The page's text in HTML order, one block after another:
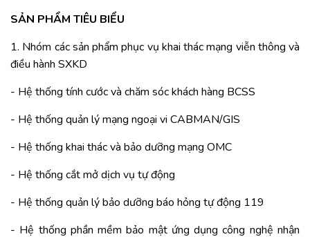
SẢN PHẨM TIÊU BIỂU
1. Nhóm các sản phẩm phục vụ khai thác mạng viễn thông và
điều hành SXKD
- Hệ thống tính cước và chăm sóc khách hàng BCSS
- Hệ thống quản lý mạng ngoại vi CABMAN/GIS
- Hệ thống khai thác và bảo dưỡng mạng OMC
- Hệ thống cắt mở dịch vụ tự động
- Hệ thống quản lý bảo dưỡng báo hỏng tự động 119
- Hệ thống phần mềm bảo mật ứng dụng công nghệ nhận